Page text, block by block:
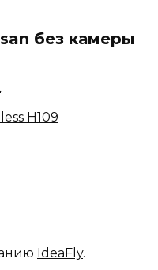
без камеры
H109
IdeaFly.